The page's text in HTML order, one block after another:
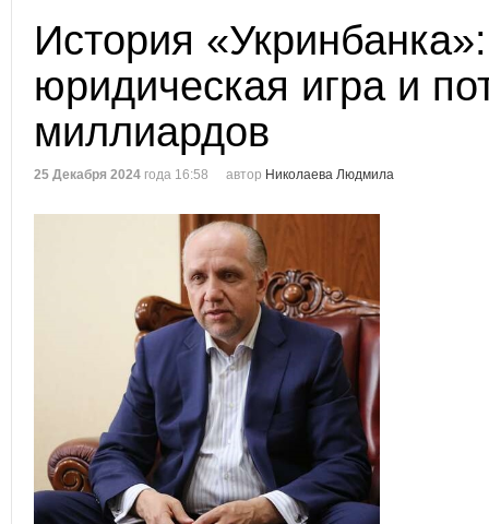
История «Укринбанка»:
юридическая игра и
миллиардов
25 Декабря 2024 года 16:58 автор Николаева Людмила